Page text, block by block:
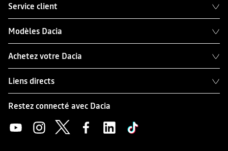
Service client
Modèles Dacia
Achetez votre Dacia
Liens directs
Restez connecté avec Dacia